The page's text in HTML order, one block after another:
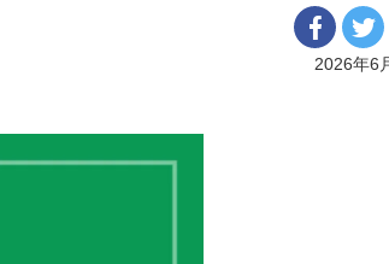
2026年6